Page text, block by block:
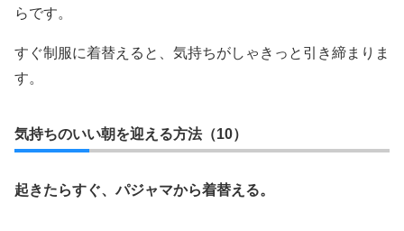
らです。
すぐ制服に着替えると、気持ちがしゃきっと引き締まりま
す。
気持ちのいい朝を迎える方法（10）
起きたらすぐ、パジャマから着替える。